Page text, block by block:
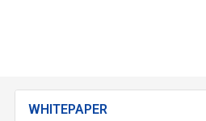
WHITEPAPER